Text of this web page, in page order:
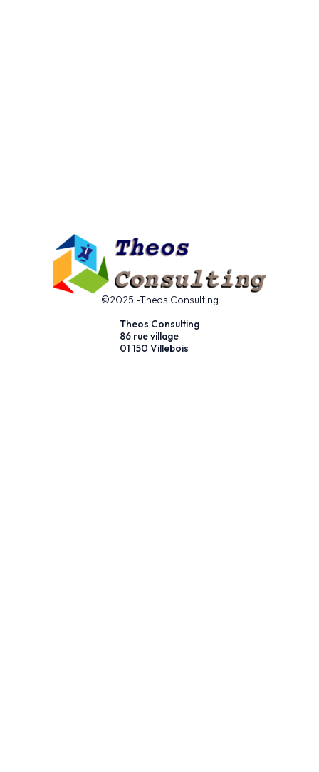
©2025 -Theos Consulting
Theos Consulting
86 rue village
01 150 Villebois